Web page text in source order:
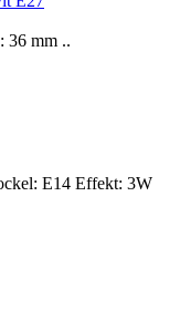
36 mm ..
E14 Effekt: 3W